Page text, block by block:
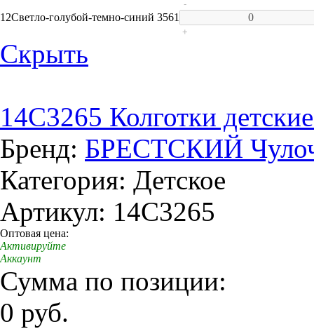
12Светло-голубой-темно-синий 3561
-
+
Скрыть
14C3265 Колготки
Бренд: БРЕСТСКИЙ
Категория: Детское
Артикул: 14C3265
Оптовая цена:
Активируйте
Аккаунт
Сумма по позиции:
0 руб.